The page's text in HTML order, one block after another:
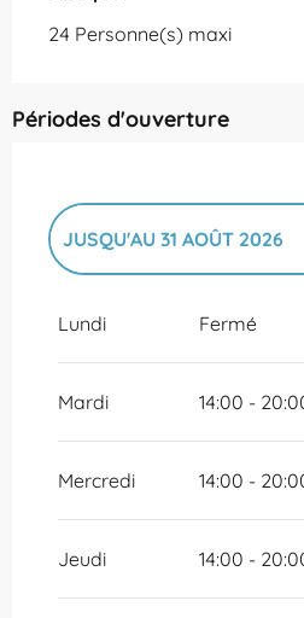
24 Personne(s) maxi
Périodes d'ouverture
JUSQU'AU 31 AOÛT 2026
2026
Lundi Fermé
Mardi 14:00 -
Mercredi 14:00 -
Jeudi 14:00 -